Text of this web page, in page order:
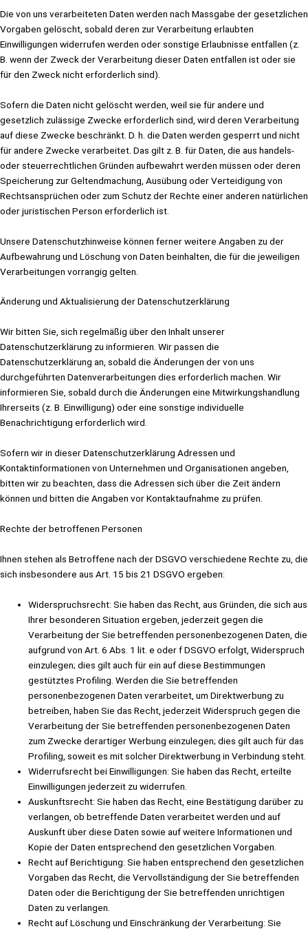
Die von uns verarbeiteten Daten werden nach Massgabe der gesetzlichen
Vorgaben gelöscht, sobald deren zur Verarbeitung erlaubten
Einwilligungen widerrufen werden oder sonstige Erlaubnisse entfallen (z.
B. wenn der Zweck der Verarbeitung dieser Daten entfallen ist oder sie
für den Zweck nicht erforderlich sind).
Sofern die Daten nicht gelöscht werden, weil sie für andere und
gesetzlich zulässige Zwecke erforderlich sind, wird deren Verarbeitung
auf diese Zwecke beschränkt. D. h. die Daten werden gesperrt und nicht
für andere Zwecke verarbeitet. Das gilt z. B. für Daten, die aus handels-
oder steuerrechtlichen Gründen aufbewahrt werden müssen oder deren
Speicherung zur Geltendmachung, Ausübung oder Verteidigung von
Rechtsansprüchen oder zum Schutz der Rechte einer anderen natürlichen
oder juristischen Person erforderlich ist.
Unsere Datenschutzhinweise können ferner weitere Angaben zu der
Aufbewahrung und Löschung von Daten beinhalten, die für die jeweiligen
Verarbeitungen vorrangig gelten.
Änderung und Aktualisierung der Datenschutzerklärung
Wir bitten Sie, sich regelmäßig über den Inhalt unserer
Datenschutzerklärung zu informieren. Wir passen die
Datenschutzerklärung an, sobald die Änderungen der von uns
durchgeführten Datenverarbeitungen dies erforderlich machen. Wir
informieren Sie, sobald durch die Änderungen eine Mitwirkungshandlung
Ihrerseits (z. B. Einwilligung) oder eine sonstige individuelle
Benachrichtigung erforderlich wird.
Sofern wir in dieser Datenschutzerklärung Adressen und
Kontaktinformationen von Unternehmen und Organisationen angeben,
bitten wir zu beachten, dass die Adressen sich über die Zeit ändern
können und bitten die Angaben vor Kontaktaufnahme zu prüfen.
Rechte der betroffenen Personen
Ihnen stehen als Betroffene nach der DSGVO verschiedene Rechte zu, die
sich insbesondere aus Art. 15 bis 21 DSGVO ergeben:
Widerspruchsrecht: Sie haben das Recht, aus Gründen, die sich aus
Ihrer besonderen Situation ergeben, jederzeit gegen die
Verarbeitung der Sie betreffenden personenbezogenen Daten, die
aufgrund von Art. 6 Abs. 1 lit. e oder f DSGVO erfolgt, Widerspruch
einzulegen; dies gilt auch für ein auf diese Bestimmungen
gestütztes Profiling. Werden die Sie betreffenden
personenbezogenen Daten verarbeitet, um Direktwerbung zu
betreiben, haben Sie das Recht, jederzeit Widerspruch gegen die
Verarbeitung der Sie betreffenden personenbezogenen Daten
zum Zwecke derartiger Werbung einzulegen; dies gilt auch für das
Profiling, soweit es mit solcher Direktwerbung in Verbindung steht.
Widerrufsrecht bei Einwilligungen: Sie haben das Recht, erteilte
Einwilligungen jederzeit zu widerrufen.
Auskunftsrecht: Sie haben das Recht, eine Bestätigung darüber zu
verlangen, ob betreffende Daten verarbeitet werden und auf
Auskunft über diese Daten sowie auf weitere Informationen und
Kopie der Daten entsprechend den gesetzlichen Vorgaben.
Recht auf Berichtigung: Sie haben entsprechend den gesetzlichen
Vorgaben das Recht, die Vervollständigung der Sie betreffenden
Daten oder die Berichtigung der Sie betreffenden unrichtigen
Daten zu verlangen.
Recht auf Löschung und Einschränkung der Verarbeitung: Sie